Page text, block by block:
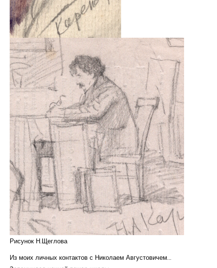
Рисунок Н.Щеглова
Из моих личных контактов с Николаем Августовичем...